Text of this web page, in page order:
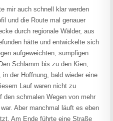
mir auch schnell klar werden
und die Route mal genauer
durch regionale Wälder, aus
hätte und entwickelte sich
aufgeweichten, sumpfigen
Schlamm bis zu den Kien,
der Hoffnung, bald wieder eine
Lauf waren nicht zu
den schmalen Wegen von mehr
Aber manchmal läuft es eben
Am Ende führte eine Straße